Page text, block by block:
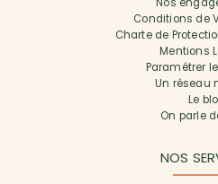
Conditions de
Charte de
Mentions
Paramétrer
Un réseau
Le
On parle
NOS